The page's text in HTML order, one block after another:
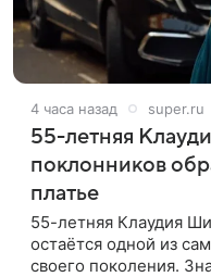
4 часа назад super.ru
55-летняя
поклонников
платье
55-летняя Клаудия
остаётся одной из
своего поколения.